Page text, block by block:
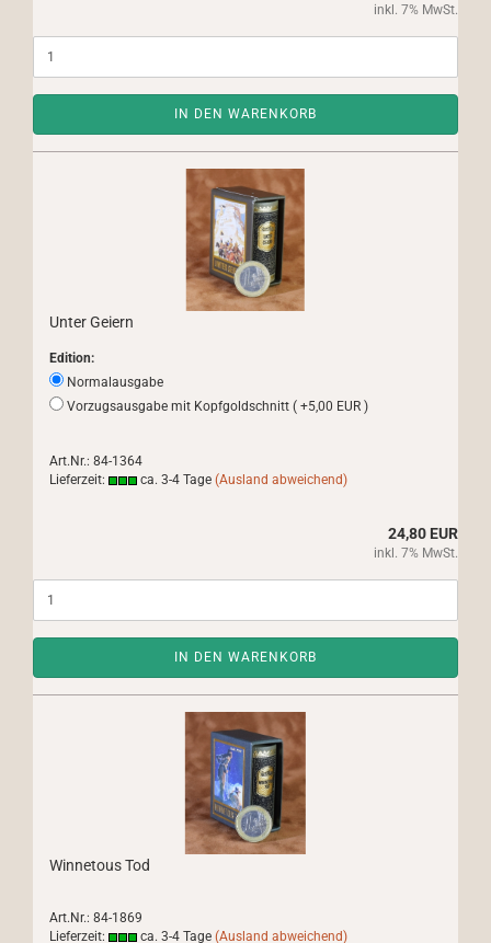
inkl. 7% MwSt.
IN DEN WARENKORB
Unter Geiern
Edition:
Normalausgabe
Vorzugsausgabe mit Kopfgoldschnitt ( +5,00 EUR )
Art.Nr.: 84-1364
Lieferzeit:
ca. 3-4 Tage (Ausland abweichend)
24,80 EUR
inkl. 7% MwSt.
IN DEN WARENKORB
Winnetous Tod
Art.Nr.: 84-1869
Lieferzeit:
ca. 3-4 Tage (Ausland abweichend)